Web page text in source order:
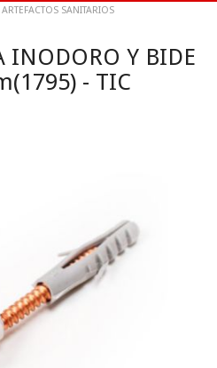
ARTEFACTOS SANITARIOS
INODORO Y BIDE
- TIC